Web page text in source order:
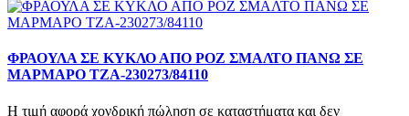
ΦΡΑΟΥΛΑ ΣΕ ΚΥΚΛΟ ΑΠΟ ΡΟΖ ΣΜΑΛΤΟ ΠΑΝΩ ΣΕ
ΜΑΡΜΑΡΟ ΤΖΑ-230273/84110
Η τιμή αφορά χονδρική πώληση σε καταστήματα και δεν